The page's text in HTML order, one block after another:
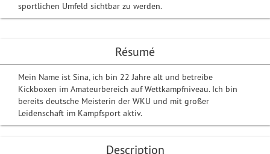
Résumé
Mein Name ist Sina, ich bin 22 Jahre alt und betreibe
Kickboxen im Amateurbereich auf Wettkampfniveau. Ich bin
bereits deutsche Meisterin der WKU und mit großer
Leidenschaft im Kampfsport aktiv.
Description
sportlichen Umfeld sichtbar zu werden.